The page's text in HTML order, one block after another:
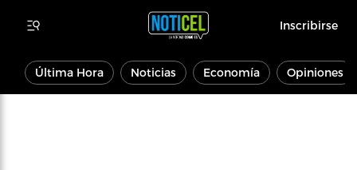
Inscribirse
Última Hora Noticias Economía Opiniones